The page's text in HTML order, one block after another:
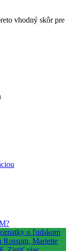
vhodný skôr pre